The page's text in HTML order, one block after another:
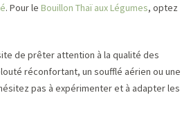
. Pour le Bouillon Thaï aux Légumes, optez
de prêter attention à la qualité des
réconfortant, un soufflé aérien ou une
pas à expérimenter et à adapter les